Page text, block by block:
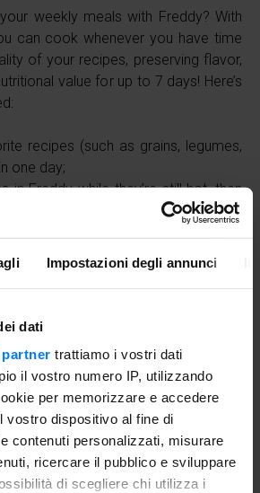
Impostazioni degli annunci
dati
trattiamo i vostri dati
il vostro numero IP, utilizzando
per memorizzare e accedere
vostro dispositivo al fine di
contenuti personalizzati, misurare
ricercare il pubblico e sviluppare
di scegliere chi utilizza i
weekly meals with Freddy? With
can cook whenever you have time
of your recipes, preserving flavor,
value for up to 7 days! Here’s
recipes (such as grains, legumes,
one day;
in Freddy while they’re still hot, then
in special containers;
better organization, less waste,
as if they were just made—even